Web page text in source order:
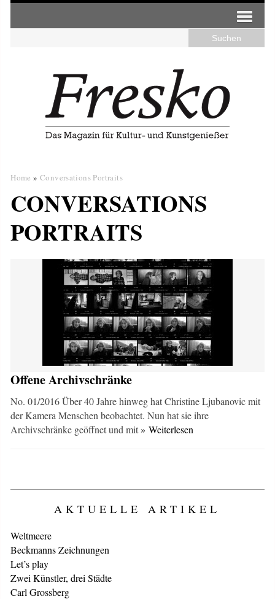
Home » Conversations Portraits
CONVERSATIONS
PORTRAITS
Offene Archivschränke
No. 01/2016 Über 40 Jahre hinweg hat Christine Ljubanovic mit
der Kamera Menschen beobachtet. Nun hat sie ihre
Archivschränke geöffnet und mit» Weiterlesen
AKTUELLE ARTIKEL
Weltmeere
Beckmanns Zeichnungen
Let’s play
Zwei Künstler, drei Städte
Carl Grossberg